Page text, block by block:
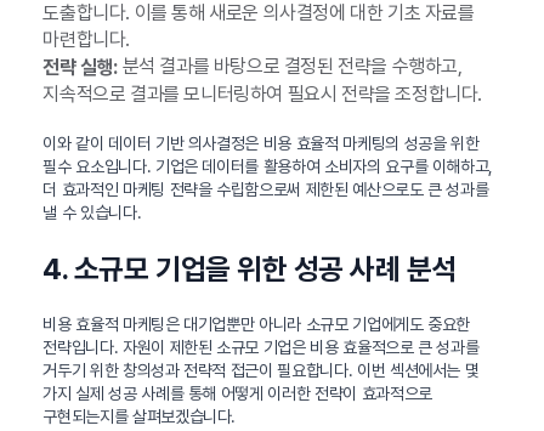
도출합니다. 이를 통해 새로운 의사결정에 대한 기초 자료를
마련합니다.
전략 실행:분석 결과를 바탕으로 결정된 전략을 수행하고,
지속적으로 결과를 모니터링하여 필요시 전략을 조정합니다.
이와 같이 데이터 기반 의사결정은 비용 효율적 마케팅의 성공을 위한
필수 요소입니다. 기업은 데이터를 활용하여 소비자의 요구를 이해하고,
더 효과적인 마케팅 전략을 수립함으로써 제한된 예산으로도 큰 성과를
낼 수 있습니다.
4. 소규모 기업을 위한 성공 사례 분석
비용 효율적 마케팅은 대기업뿐만 아니라 소규모 기업에게도 중요한
전략입니다. 자원이 제한된 소규모 기업은 비용 효율적으로 큰 성과를
거두기 위한 창의성과 전략적 접근이 필요합니다. 이번 섹션에서는 몇
가지 실제 성공 사례를 통해 어떻게 이러한 전략이 효과적으로
구현되는지를 살펴보겠습니다.